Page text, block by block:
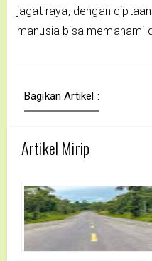
jagat raya, dengan
manusia bisa memahami
Bagikan Artikel :
Artikel Mirip